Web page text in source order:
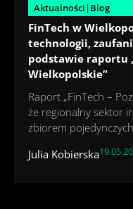
Aktualności|Blog
FinTech w
technologii,
podstawie raportu
Wielkopolskie”
Raport „FinTech –
że regionalny sektor
zbiorem pojedynczych
Julia Kobierska